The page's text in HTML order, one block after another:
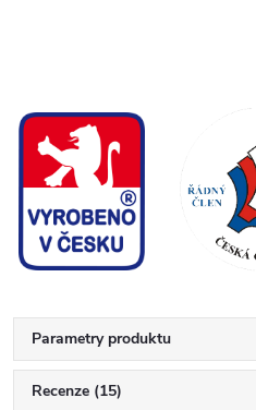
Parametry produktu
Recenze (15)